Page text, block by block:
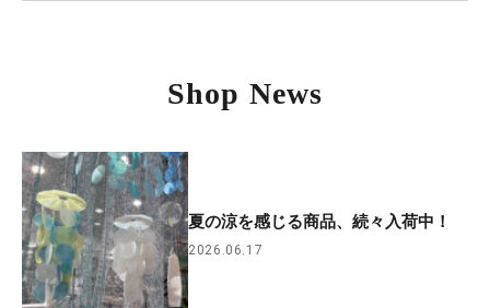
Shop News
夏の涼を感じる商品、続々入荷中！
2026.06.17